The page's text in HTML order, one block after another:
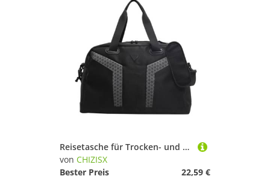
Reisetasche für Trocken- und Nass-Trennung, Wochenender, Fitness, Fitnessstudio, Sport, große Kapazität, Übernachtung, Training, Fitnessstudio, große Kapazität, Reisen, Training, Trocken- und
von CHIZISX
Bester Preis
22,59 €